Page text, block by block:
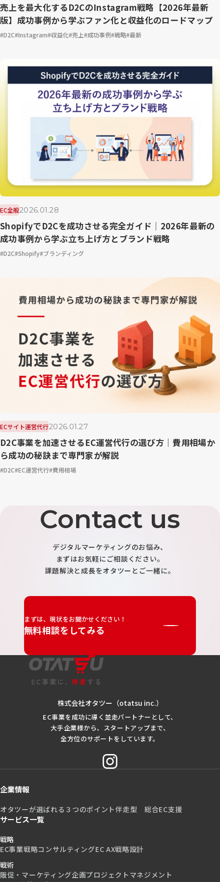
売上を最大化するD2CのInstagram戦略【2026年最新
版】成功事例から学ぶファン化と収益化のロードマップ
D2C Instagram 収益化 売上 成功事例 戦略 最新
EC全般2026.01.28
ShopifyでD2Cを成功させる完全ガイド｜2026年最新の
成功事例から学ぶ立ち上げ方とブランド戦略
D2C Shopify ブランディング
ECサイト運営代行2026.01.27
D2C事業を加速させるEC運営代行の選び方｜費用相場か
ら成功の秘訣まで専門家が解説
D2C EC運営代行 費用相場
Contact us
デジタルマーケティングのお悩み、
まずはお気軽にご相談ください。
課題解決と成長をオタツーとご一緒に。
まずは、現状をお聞かせください！
無料相談をしてみる
株式会社オタツー（otatsu inc.）
EC事業を成功に導く並走パートナーとして、
大手企業様から、スタートアップまで、
全方位のサポートをしています。
企業情報
オタツーが選ばれる３つのポイント伴走型 総合EC支援
サービス一覧
戦略
EC事業戦略コンサルティングEC AX戦略設計
戦術
販促・マーケティング企画プロジェクトマネジメント